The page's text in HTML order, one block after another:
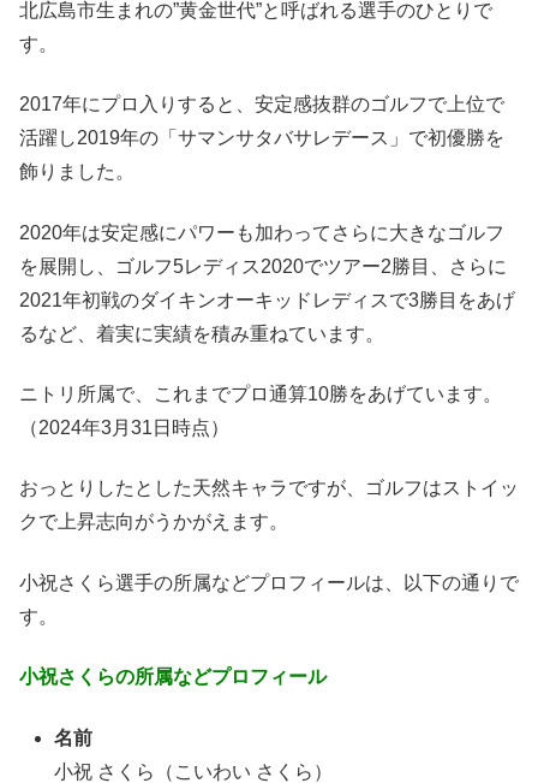
北広島市生まれの”黄金世代”と呼ばれる選手のひとりで
す。
2017年にプロ入りすると、安定感抜群のゴルフで上位で
活躍し2019年の「サマンサタバサレデース」で初優勝を
飾りました。
2020年は安定感にパワーも加わってさらに大きなゴルフ
を展開し、ゴルフ5レディス2020でツアー2勝目、さらに
2021年初戦のダイキンオーキッドレディスで3勝目をあげ
るなど、着実に実績を積み重ねています。
ニトリ所属で、これまでプロ通算10勝をあげています。
（2024年3月31日時点）
おっとりしたとした天然キャラですが、ゴルフはストイッ
クで上昇志向がうかがえます。
小祝さくら選手の所属などプロフィールは、以下の通りで
す。
小祝さくらの所属などプロフィール
名前
小祝 さくら（こいわい さくら）